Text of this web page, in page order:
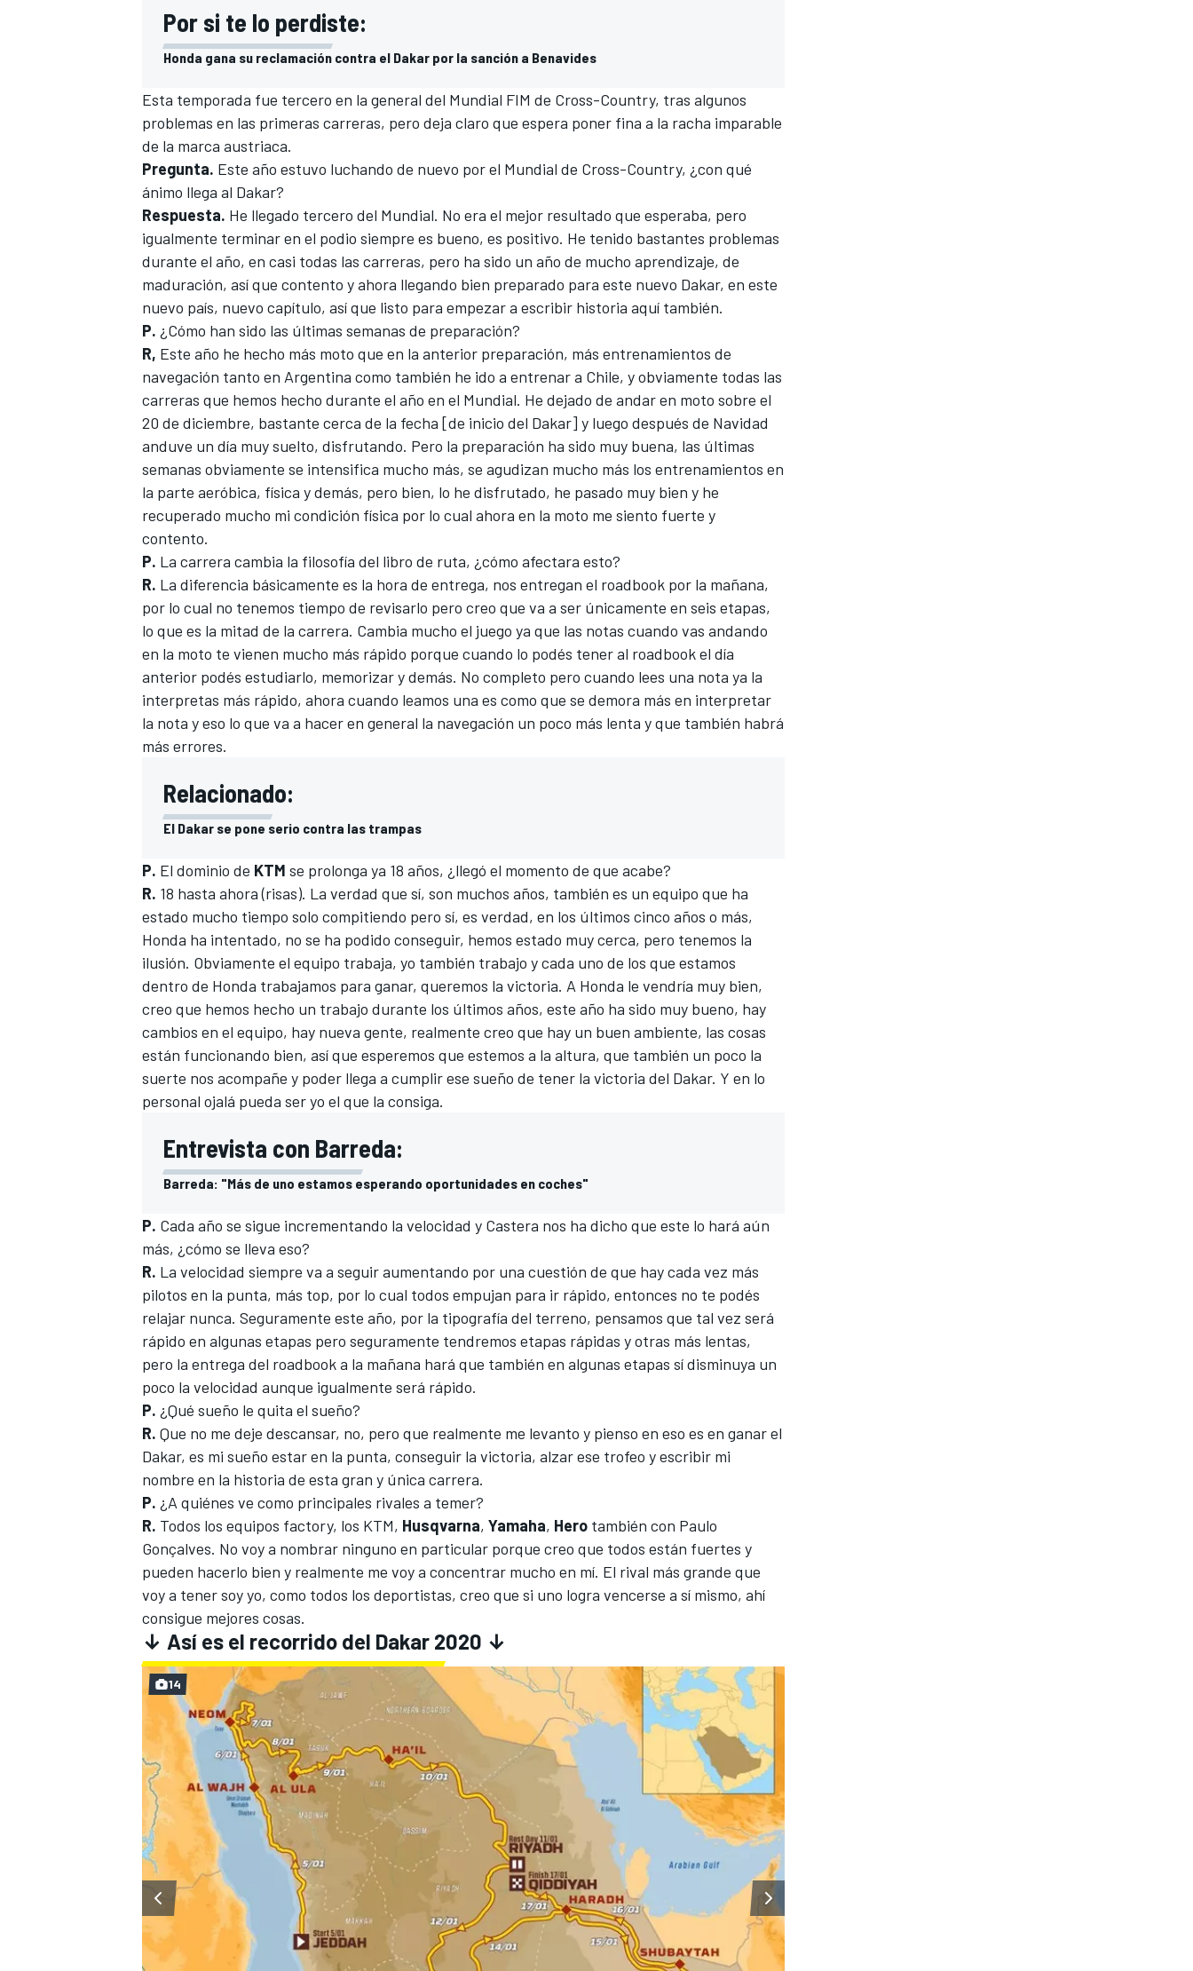
MÁS CATEGORÍAS
Por si te lo perdiste:
Honda gana su reclamación contra el Dakar por la sanción a Benavides
Esta temporada fue tercero en la general del Mundial FIM de Cross-Country, tras algunos
problemas en las primeras carreras, pero deja claro que espera poner fina a la racha imparable
de la marca austriaca.
Pregunta. Este año estuvo luchando de nuevo por el Mundial de Cross-Country, ¿con qué
ánimo llega al Dakar?
Respuesta. He llegado tercero del Mundial. No era el mejor resultado que esperaba, pero
igualmente terminar en el podio siempre es bueno, es positivo. He tenido bastantes problemas
durante el año, en casi todas las carreras, pero ha sido un año de mucho aprendizaje, de
maduración, así que contento y ahora llegando bien preparado para este nuevo Dakar, en este
nuevo país, nuevo capítulo, así que listo para empezar a escribir historia aquí también.
P. ¿Cómo han sido las últimas semanas de preparación?
R, Este año he hecho más moto que en la anterior preparación, más entrenamientos de
navegación tanto en Argentina como también he ido a entrenar a Chile, y obviamente todas las
carreras que hemos hecho durante el año en el Mundial. He dejado de andar en moto sobre el
20 de diciembre, bastante cerca de la fecha [de inicio del Dakar] y luego después de Navidad
anduve un día muy suelto, disfrutando. Pero la preparación ha sido muy buena, las últimas
semanas obviamente se intensifica mucho más, se agudizan mucho más los entrenamientos en
la parte aeróbica, física y demás, pero bien, lo he disfrutado, he pasado muy bien y he
recuperado mucho mi condición física por lo cual ahora en la moto me siento fuerte y
contento.
P. La carrera cambia la filosofía del libro de ruta, ¿cómo afectara esto?
R. La diferencia básicamente es la hora de entrega, nos entregan el roadbook por la mañana,
por lo cual no tenemos tiempo de revisarlo pero creo que va a ser únicamente en seis etapas,
lo que es la mitad de la carrera. Cambia mucho el juego ya que las notas cuando vas andando
en la moto te vienen mucho más rápido porque cuando lo podés tener al roadbook el día
anterior podés estudiarlo, memorizar y demás. No completo pero cuando lees una nota ya la
interpretas más rápido, ahora cuando leamos una es como que se demora más en interpretar
la nota y eso lo que va a hacer en general la navegación un poco más lenta y que también habrá
más errores.
Relacionado:
El Dakar se pone serio contra las trampas
P. El dominio de KTM se prolonga ya 18 años, ¿llegó el momento de que acabe?
R. 18 hasta ahora (risas). La verdad que sí, son muchos años, también es un equipo que ha
estado mucho tiempo solo compitiendo pero sí, es verdad, en los últimos cinco años o más,
Honda ha intentado, no se ha podido conseguir, hemos estado muy cerca, pero tenemos la
ilusión. Obviamente el equipo trabaja, yo también trabajo y cada uno de los que estamos
dentro de Honda trabajamos para ganar, queremos la victoria. A Honda le vendría muy bien,
creo que hemos hecho un trabajo durante los últimos años, este año ha sido muy bueno, hay
cambios en el equipo, hay nueva gente, realmente creo que hay un buen ambiente, las cosas
están funcionando bien, así que esperemos que estemos a la altura, que también un poco la
suerte nos acompañe y poder llega a cumplir ese sueño de tener la victoria del Dakar. Y en lo
personal ojalá pueda ser yo el que la consiga.
Entrevista con Barreda:
Barreda: "Más de uno estamos esperando oportunidades en coches"
P. Cada año se sigue incrementando la velocidad y Castera nos ha dicho que este lo hará aún
más, ¿cómo se lleva eso?
R. La velocidad siempre va a seguir aumentando por una cuestión de que hay cada vez más
pilotos en la punta, más top, por lo cual todos empujan para ir rápido, entonces no te podés
relajar nunca. Seguramente este año, por la tipografía del terreno, pensamos que tal vez será
rápido en algunas etapas pero seguramente tendremos etapas rápidas y otras más lentas,
pero la entrega del roadbook a la mañana hará que también en algunas etapas sí disminuya un
poco la velocidad aunque igualmente será rápido.
P. ¿Qué sueño le quita el sueño?
R. Que no me deje descansar, no, pero que realmente me levanto y pienso en eso es en ganar el
Dakar, es mi sueño estar en la punta, conseguir la victoria, alzar ese trofeo y escribir mi
nombre en la historia de esta gran y única carrera.
P. ¿A quiénes ve como principales rivales a temer?
R. Todos los equipos factory, los KTM, Husqvarna, Yamaha, Hero también con Paulo
Gonçalves. No voy a nombrar ninguno en particular porque creo que todos están fuertes y
pueden hacerlo bien y realmente me voy a concentrar mucho en mí. El rival más grande que
voy a tener soy yo, como todos los deportistas, creo que si uno logra vencerse a sí mismo, ahí
consigue mejores cosas.
↓ Así es el recorrido del Dakar 2020 ↓
14